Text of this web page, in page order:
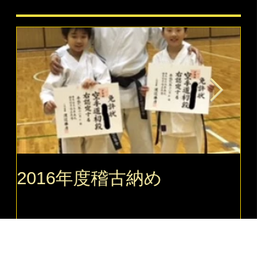
2016年度稽古納め